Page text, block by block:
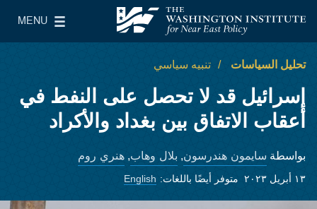
معهد واشنطن لسياسات الشرق الأدنى
MENU
Main Menu
تحليل السياسات تنبيه سياسي
إسرائيل قد لا تحصل على النفط في
أعقاب الاتفاق بين بغداد والأكراد
بواسطة سايمون هندرسون, بلال وهاب, هنري روم
١٣ أبريل ٢٠٢٣ متوفر أيضًا باللغات: English